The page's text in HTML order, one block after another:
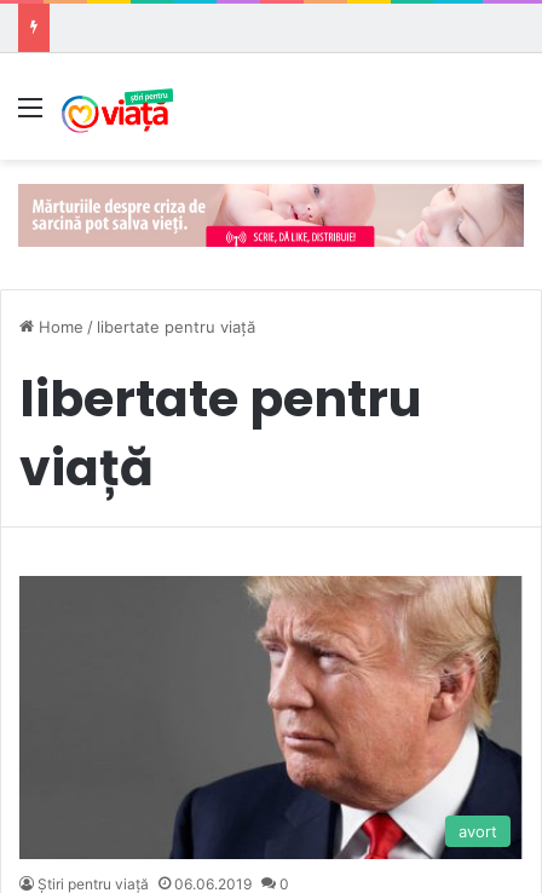
Meniu
Home / libertate pentru viață
libertate pentru
viață
avort
Știri pentru viață 06.06.2019 0